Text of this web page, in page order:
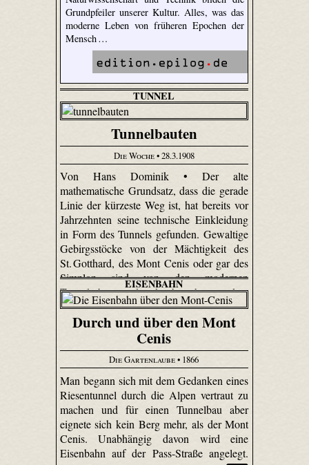
Grundpfeiler unserer Kultur. Alles, was das
moderne Leben von früheren Epochen der
Mensch …
TUNNEL
Tunnelbauten
Die Woche• 28.3.1908
Von Hans Dominik • Der alte
mathematische Grundsatz, dass die gerade
Linie der kürzeste Weg ist, hat bereits vor
Jahrzehnten seine technische Einkleidung
in Form des Tunnels gefunden. Gewaltige
Gebirgsstöcke von der Mächtigkeit des
St. Gotthard, des Mont Cenis oder gar des
Simplon sind von den modernen
Tunnelerbauern glatt durchstochen worden.
EISENBAHN
Durch und über den Mont
Cenis
Die Gartenlaube• 1866
Man begann sich mit dem Gedanken eines
Riesentunnel durch die Alpen vertraut zu
machen und für einen Tunnelbau aber
eignete sich kein Berg mehr, als der Mont
Cenis. Unabhängig davon wird eine
Eisenbahn auf der Pass-Straße angelegt.